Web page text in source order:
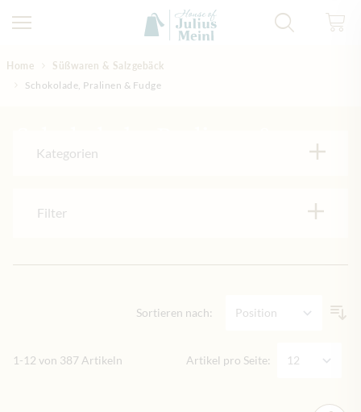
Home
Süßwaren & Salzgebäck
Schokolade, Pralinen & Fudge
Fudge
Kategorien
Filter
1 -12 von 387 Artikeln
Sortieren nach:
Artikel pro Seite: